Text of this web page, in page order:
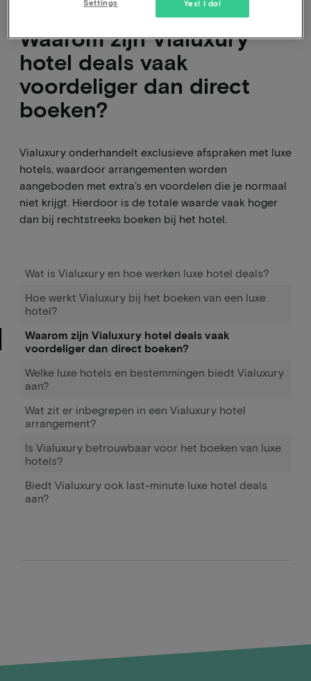
Wat is Vialuxury en hoe werken luxe hotel deals?
Hoe werkt Vialuxury bij het boeken van een luxe
hotel?
Waarom zijn Vialuxury hotel deals vaak
voordeliger dan direct boeken?
Welke luxe hotels en bestemmingen biedt Vialuxury
aan?
Wat zit er inbegrepen in een Vialuxury hotel
arrangement?
Is Vialuxury betrouwbaar voor het boeken van luxe
hotels?
Biedt Vialuxury ook last-minute luxe hotel deals
aan?
Waarom zijn Vialuxury
hotel deals vaak
voordeliger dan direct
boeken?
Vialuxury onderhandelt exclusieve afspraken met luxe
hotels, waardoor arrangementen worden
aangeboden met extra’s en voordelen die je normaal
niet krijgt. Hierdoor is de totale waarde vaak hoger
dan bij rechtstreeks boeken bij het hotel.
Yes! I do!
Settings